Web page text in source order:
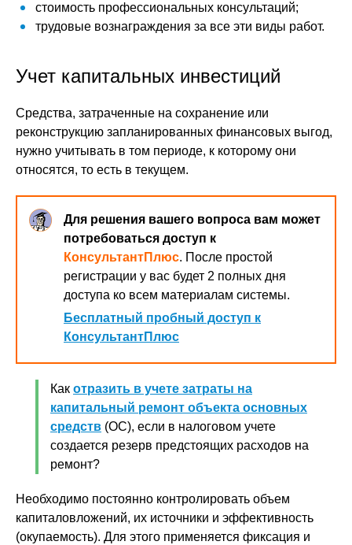
стоимость профессиональных консультаций;
трудовые вознаграждения за все эти виды работ.
Учет капитальных инвестиций
Средства, затраченные на сохранение или
реконструкцию запланированных финансовых выгод,
нужно учитывать в том периоде, к которому они
относятся, то есть в текущем.
Для решения вашего вопроса вам может
потребоваться доступ к
КонсультантПлюс. После простой
регистрации у вас будет 2 полных дня
доступа ко всем материалам системы.
Бесплатный пробный доступ к
КонсультантПлюс
Как отразить в учете затраты на
капитальный ремонт объекта основных
средств (ОС), если в налоговом учете
создается резерв предстоящих расходов на
ремонт?
Необходимо постоянно контролировать объем
капиталовложений, их источники и эффективность
(окупаемость). Для этого применяется фиксация и